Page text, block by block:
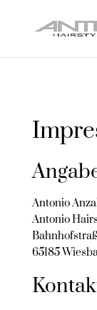
Antonio
Antonio
65185